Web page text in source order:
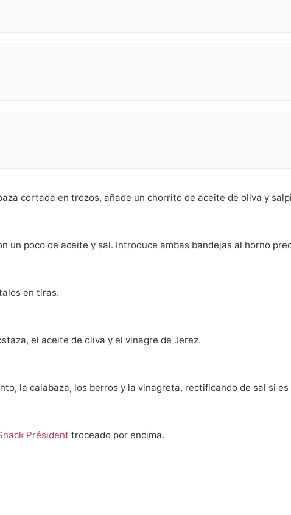
cortada en trozos, añade un chorrito de aceite de oliva y
un poco de aceite y sal. Introduce ambas bandejas al horno
en tiras.
el aceite de oliva y el vinagre de Jerez.
la calabaza, los berros y la vinagreta, rectificando de sal si es
Président troceado por encima.